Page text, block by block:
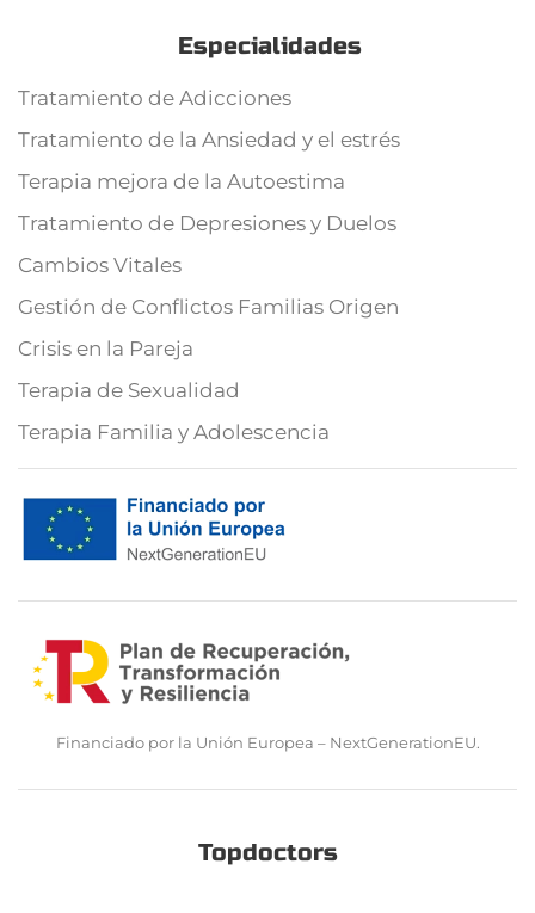
Especialidades
Tratamiento de Adicciones
Tratamiento de la Ansiedad y el estrés
Terapia mejora de la Autoestima
Tratamiento de Depresiones y Duelos
Cambios Vitales
Gestión de Conflictos Familias Origen
Crisis en la Pareja
Terapia de Sexualidad
Terapia Familia y Adolescencia
Financiado por la Unión Europea – NextGenerationEU.
Topdoctors